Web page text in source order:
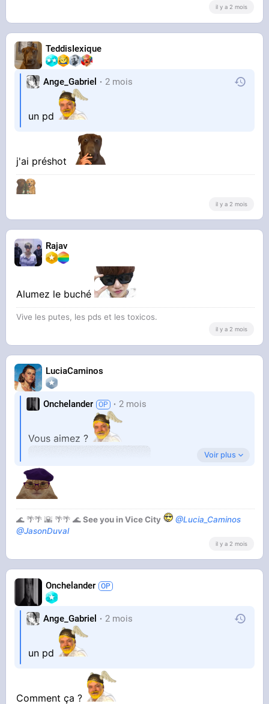
il y a 2 mois
TeddisIexique
Ange_Gabriel 2 mois
un pd
j'ai préshot
il y a 2 mois
Rajav
Alumez le buché
Vive les putes, les pds et les toxicos.
il y a 2 mois
LuciaCaminos
Onchelander 2 mois
Vous aimez ?
Voir plus
🌊 🌴🌴 🌇 🌴🌴 🌊See you in Vice City
@Lucia_Caminos
@JasonDuval
il y a 2 mois
Onchelander
Ange_Gabriel 2 mois
un pd
Comment ça ?